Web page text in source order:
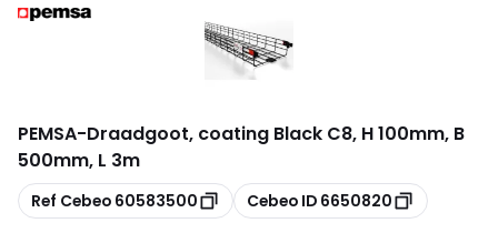
PEMSA-Draadgoot, coating Black C8, H 100mm, B
500mm, L 3m
Kopiëren
Ref Cebeo 60583500 Kopiëren
Cebeo ID 6650820